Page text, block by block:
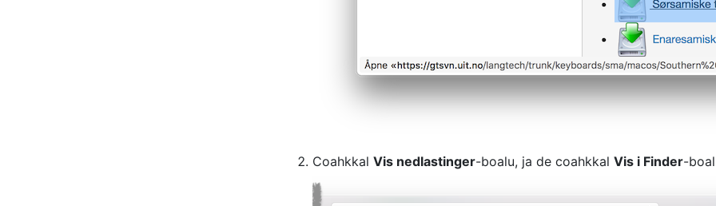
Coahkkal Vis nedlastinger-boalu, ja de coahkkal Vis i Finder-